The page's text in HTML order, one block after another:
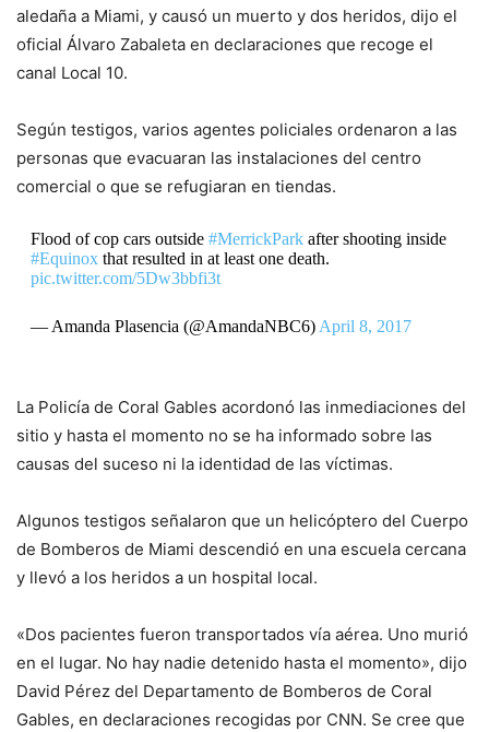
aledaña a Miami, y causó un muerto y dos heridos, dijo el
oficial Álvaro Zabaleta en declaraciones que recoge el
canal Local 10.
Según testigos, varios agentes policiales ordenaron a las
personas que evacuaran las instalaciones del centro
comercial o que se refugiaran en tiendas.
Flood of cop cars outside #MerrickParkafter shooting inside
#Equinoxthat resulted in at least one death.
pic.twitter.com/5Dw3bbfi3t
— Amanda Plasencia (@AmandaNBC6) April 8, 2017
La Policía de Coral Gables acordonó las inmediaciones del
sitio y hasta el momento no se ha informado sobre las
causas del suceso ni la identidad de las víctimas.
Algunos testigos señalaron que un helicóptero del Cuerpo
de Bomberos de Miami descendió en una escuela cercana
y llevó a los heridos a un hospital local.
«Dos pacientes fueron transportados vía aérea. Uno murió
en el lugar. No hay nadie detenido hasta el momento», dijo
David Pérez del Departamento de Bomberos de Coral
Gables, en declaraciones recogidas por CNN. Se cree que